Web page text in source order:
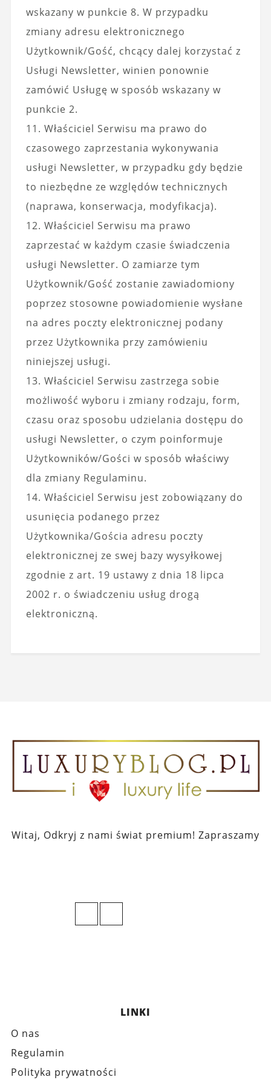
wskazany w punkcie 8. W przypadku
zmiany adresu elektronicznego
Użytkownik/Gość, chcący dalej korzystać z
Usługi Newsletter, winien ponownie
zamówić Usługę w sposób wskazany w
punkcie 2.
11. Właściciel Serwisu ma prawo do
czasowego zaprzestania wykonywania
usługi Newsletter, w przypadku gdy będzie
to niezbędne ze względów technicznych
(naprawa, konserwacja, modyfikacja).
12. Właściciel Serwisu ma prawo
zaprzestać w każdym czasie świadczenia
usługi Newsletter. O zamiarze tym
Użytkownik/Gość zostanie zawiadomiony
poprzez stosowne powiadomienie wysłane
na adres poczty elektronicznej podany
przez Użytkownika przy zamówieniu
niniejszej usługi.
13. Właściciel Serwisu zastrzega sobie
możliwość wyboru i zmiany rodzaju, form,
czasu oraz sposobu udzielania dostępu do
usługi Newsletter, o czym poinformuje
Użytkowników/Gości w sposób właściwy
dla zmiany Regulaminu.
14. Właściciel Serwisu jest zobowiązany do
usunięcia podanego przez
Użytkownika/Gościa adresu poczty
elektronicznej ze swej bazy wysyłkowej
zgodnie z art. 19 ustawy z dnia 18 lipca
2002 r. o świadczeniu usług drogą
elektroniczną.
Witaj, Odkryj z nami świat premium! Zapraszamy
LINKI
O nas
Regulamin
Polityka prywatności